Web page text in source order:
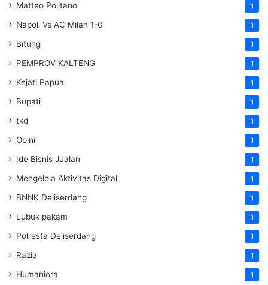
Matteo Politano 1
Napoli Vs AC Milan 1-0 1
Bitung 1
PEMPROV KALTENG 1
Kejati Papua 1
Bupati 1
tkd 1
Opini 1
Ide Bisnis Jualan 1
Mengelola Aktivitas Digital 1
BNNK Deliserdang 1
Lubuk pakam 1
Polresta Deliserdang 1
Razia 1
Humaniora 1